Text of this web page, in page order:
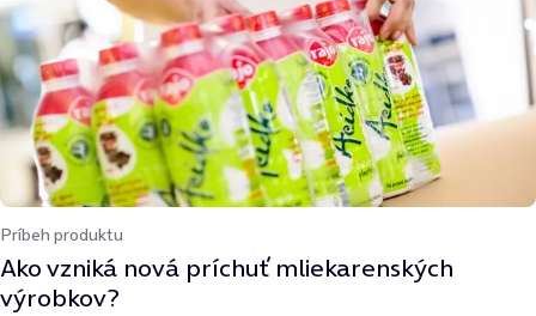
Príbeh produktu
Ako vzniká nová príchuť mliekarenských
výrobkov?